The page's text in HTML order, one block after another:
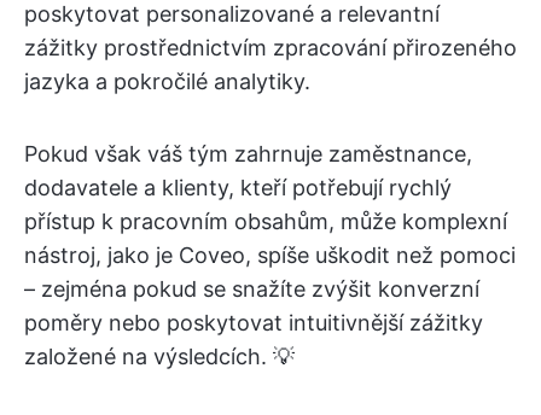
poskytovat personalizované a relevantní
zážitky prostřednictvím zpracování přirozeného
jazyka a pokročilé analytiky.
Pokud však váš tým zahrnuje zaměstnance,
dodavatele a klienty, kteří potřebují rychlý
přístup k pracovním obsahům, může komplexní
nástroj, jako je Coveo, spíše uškodit než pomoci
– zejména pokud se snažíte zvýšit konverzní
poměry nebo poskytovat intuitivnější zážitky
založené na výsledcích. 💡